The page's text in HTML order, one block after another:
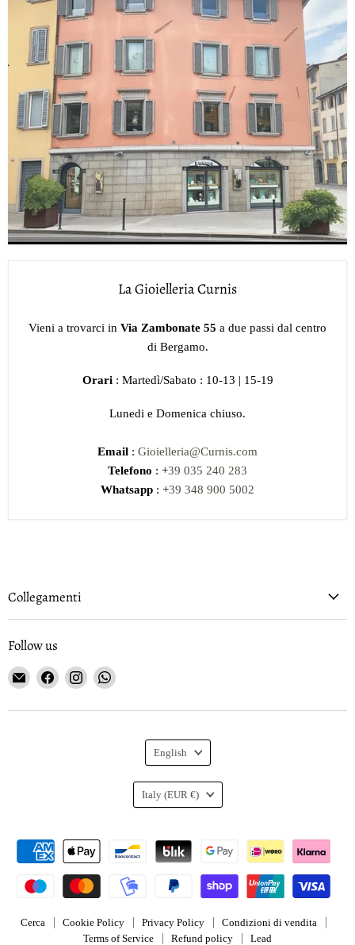
La Gioielleria Curnis
Vieni a trovarci in Via Zambonate 55 a due passi dal centro
di Bergamo.
Orari : Martedì/Sabato : 10-13 | 15-19
Lunedi e Domenica chiuso.
Email : Gioielleria@Curnis.com
Telefono : +39 035 240 283
Whatsapp : +39 348 900 5002
Collegamenti
Follow us
Email
Gioielleria
Curnis
Find
on
Find
on
Find
on
Cerca Cookie Policy Privacy Policy
Condizioni di vendita
Terms of Service
Refund policy Lead
Language
English
Country
Italy (EUR €)